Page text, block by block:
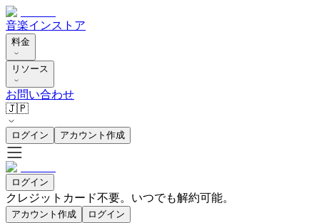
音楽インストア
料金
リソース
お問い合わせ
🇯🇵
ログイン アカウント作成
ログイン
クレジットカード不要。いつでも解約可能。
アカウント作成 ログイン